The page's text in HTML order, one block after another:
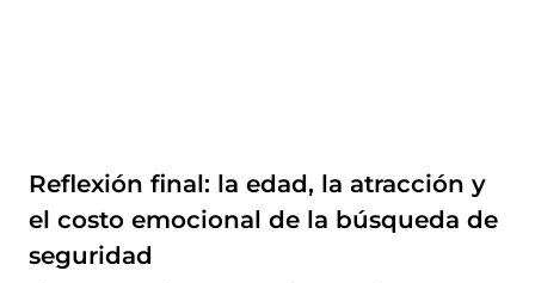
Reflexión final: la edad, la atracción y
el costo emocional de la búsqueda de
seguridad